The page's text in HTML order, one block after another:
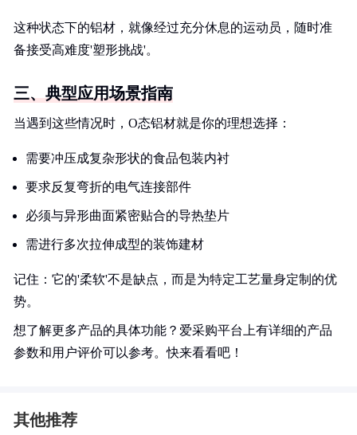
这种状态下的铝材，就像经过充分休息的运动员，随时准
备接受高难度'塑形挑战'。
三、典型应用场景指南
当遇到这些情况时，O态铝材就是你的理想选择：
需要冲压成复杂形状的食品包装内衬
要求反复弯折的电气连接部件
必须与异形曲面紧密贴合的导热垫片
需进行多次拉伸成型的装饰建材
记住：它的'柔软'不是缺点，而是为特定工艺量身定制的优
势。
想了解更多产品的具体功能？爱采购平台上有详细的产品
参数和用户评价可以参考。快来看看吧！
其他推荐